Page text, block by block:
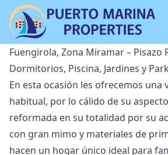
Fuengirola, Zona Miramar – Pisazo
Dormitorios, Piscina, Jardines y
En esta ocasión les ofrecemos una
habitual, por lo cálido de su
reformada en su totalidad por su
con gran mimo y materiales de
hacen un hogar único ideal para